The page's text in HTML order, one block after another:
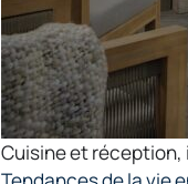
Cuisine et réception,